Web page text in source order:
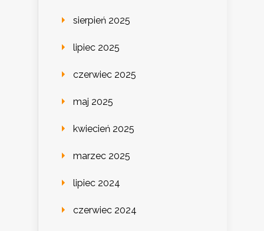
sierpień 2025
lipiec 2025
czerwiec 2025
maj 2025
kwiecień 2025
marzec 2025
lipiec 2024
czerwiec 2024